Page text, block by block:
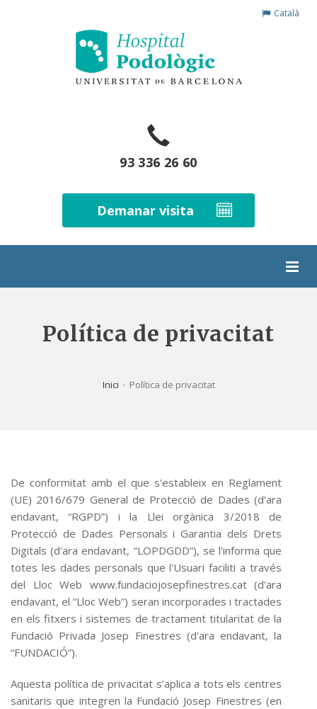
Català
93 336 26 60
Demanar visita
Política de privacitat
Inici Política de privacitat
De conformitat amb el que s'estableix en Reglament
(UE) 2016/679 General de Protecció de Dades (d'ara
endavant, “RGPD”) i la Llei orgànica 3/2018 de
Protecció de Dades Personals i Garantia dels Drets
Digitals (d'ara endavant, “LOPDGDD”), se l'informa que
totes les dades personals que l'Usuari faciliti a través
del Lloc Web www.fundaciojosepfinestres.cat (d'ara
endavant, el “Lloc Web”) seran incorporades i tractades
en els fitxers i sistemes de tractament titularitat de la
Fundació Privada Josep Finestres (d'ara endavant, la
“FUNDACIÓ”).
Aquesta política de privacitat s’aplica a tots els centres
sanitaris que integren la Fundació Josep Finestres (en